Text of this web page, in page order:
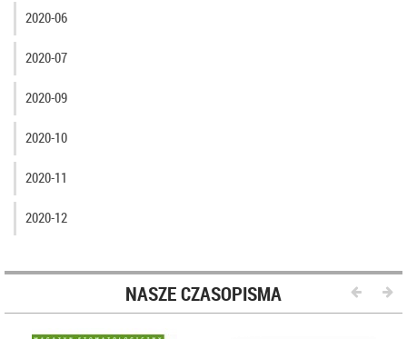
2020-06
2020-07
2020-09
2020-10
2020-11
2020-12
NASZE CZASOPISMA